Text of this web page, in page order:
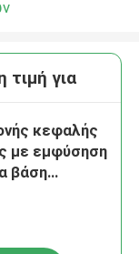
για
κεφαλής
με εμφύσηση
βάση